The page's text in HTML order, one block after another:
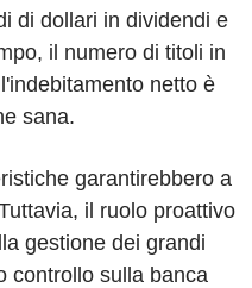
di dollari in dividendi e
il numero di titoli in
netto è
sana.
garantirebbero a
il ruolo proattivo
gestione dei grandi
controllo sulla banca